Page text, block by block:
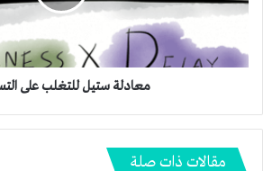
معادلة ستيل للتغلب على
مقالات ذات صلة